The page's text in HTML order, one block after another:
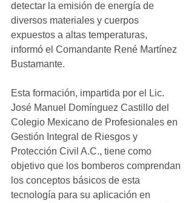
detectar la emisión de energía de
diversos materiales y cuerpos
expuestos a altas temperaturas,
informó el Comandante René Martínez
Bustamante.
Esta formación, impartida por el Lic.
José Manuel Domínguez Castillo del
Colegio Mexicano de Profesionales en
Gestión Integral de Riesgos y
Protección Civil A.C., tiene como
objetivo que los bomberos comprendan
los conceptos básicos de esta
tecnología para su aplicación en